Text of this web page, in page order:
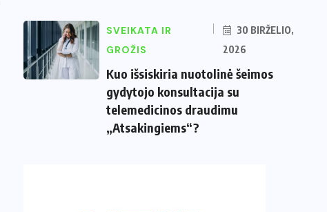
SVEIKATA IR
GROŽIS
30 BIRŽELIO,
2026
Kuo išsiskiria nuotolinė šeimos
gydytojo konsultacija su
telemedicinos draudimu
„Atsakingiems“?